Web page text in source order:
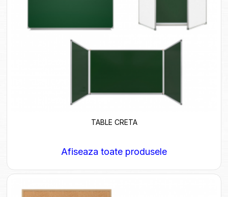
TABLE CRETA
Afiseaza toate produsele